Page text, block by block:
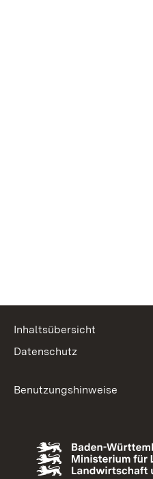
Inhaltsübersicht
Datenschutz
Benutzungshinweise